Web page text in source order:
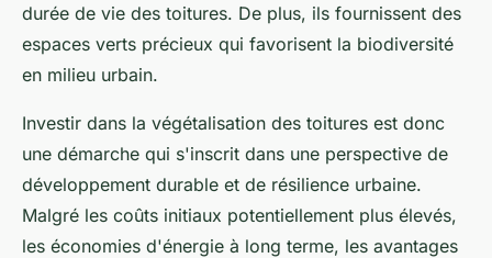
durée de vie des toitures. De plus, ils fournissent des
espaces verts précieux qui favorisent la biodiversité
en milieu urbain.
Investir dans la végétalisation des toitures est donc
une démarche qui s'inscrit dans une perspective de
développement durable et de résilience urbaine.
Malgré les coûts initiaux potentiellement plus élevés,
les économies d'énergie à long terme, les avantages